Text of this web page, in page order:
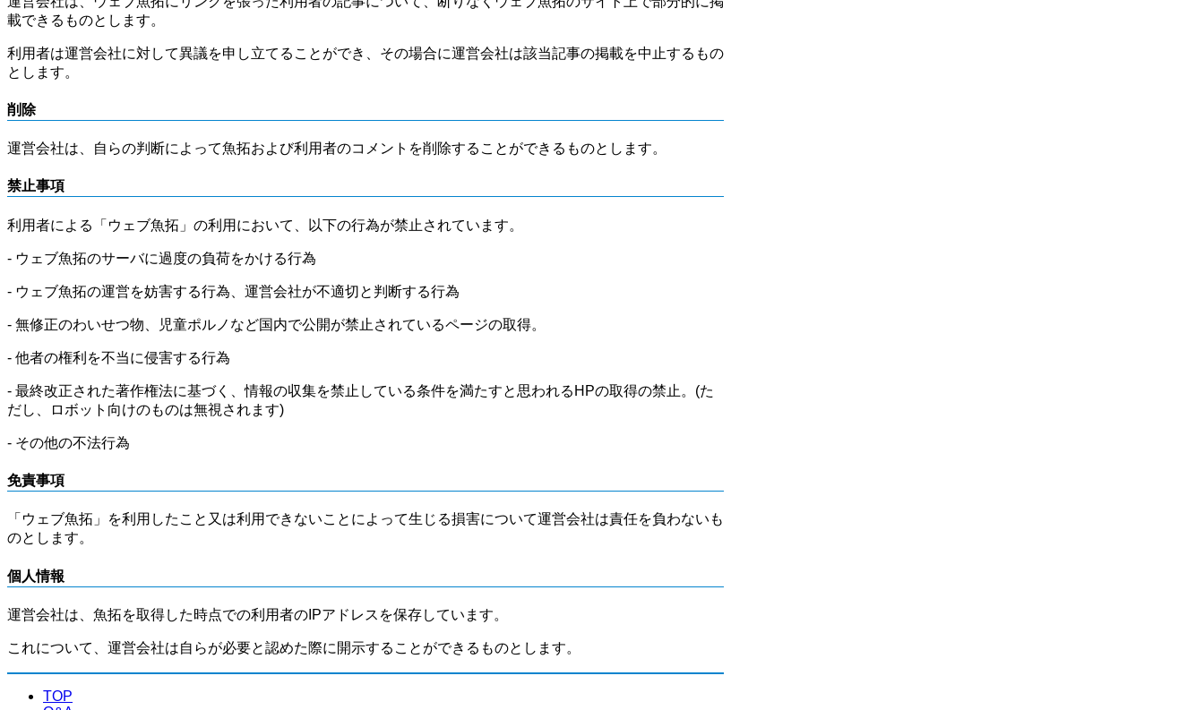
載できるものとします。
利用者は運営会社に対して異議を申し立てることができ、その場合に運営会社は該当記事の掲載を中止するもの
とします。
削除
運営会社は、自らの判断によって魚拓および利用者のコメントを削除することができるものとします。
禁止事項
利用者による「ウェブ魚拓」の利用において、以下の行為が禁止されています。
- ウェブ魚拓のサーバに過度の負荷をかける行為
- ウェブ魚拓の運営を妨害する行為、運営会社が不適切と判断する行為
- 無修正のわいせつ物、児童ポルノなど国内で公開が禁止されているページの取得。
- 他者の権利を不当に侵害する行為
- 最終改正された著作権法に基づく、情報の収集を禁止している条件を満たすと思われるHPの取得の禁止。(た
だし、ロボット向けのものは無視されます)
- その他の不法行為
免責事項
「ウェブ魚拓」を利用したこと又は利用できないことによって生じる損害について運営会社は責任を負わないも
のとします。
個人情報
運営会社は、魚拓を取得した時点での利用者のIPアドレスを保存しています。
これについて、運営会社は自らが必要と認めた際に開示することができるものとします。
TOP